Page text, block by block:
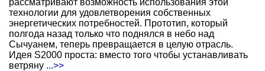
рассматривают возможность использования этой
технологии для удовлетворения собственных
энергетических потребностей. Прототип, который
полгода назад только что поднялся в небо над
Сычуанем, теперь превращается в целую отрасль.
Идея S2000 проста: вместо того чтобы устанавливать
ветряну ...>>